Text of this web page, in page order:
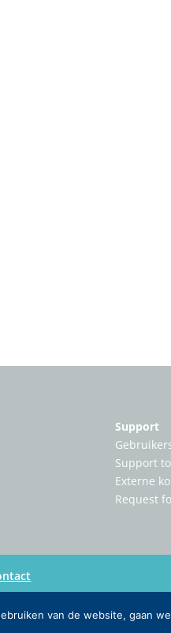
Support
Support
Externe
Request
van de website, gaan